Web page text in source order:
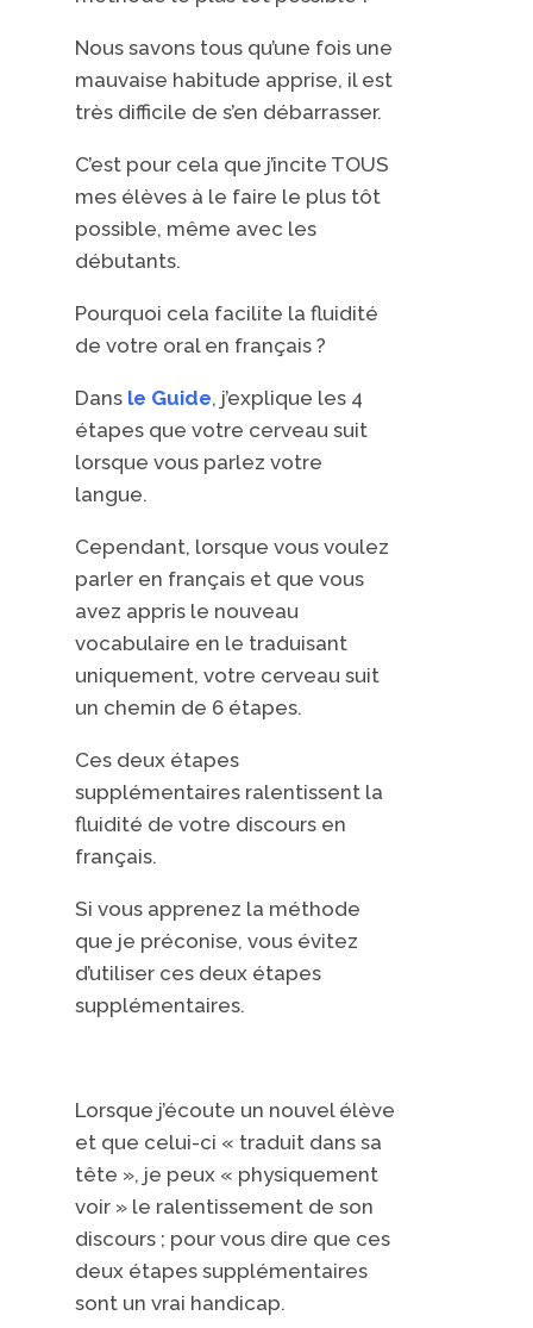
Nous savons tous qu’une fois une
mauvaise habitude apprise, il est
très difficile de s’en débarrasser.
C’est pour cela que j’incite TOUS
mes élèves à le faire le plus tôt
possible, même avec les
débutants.
Pourquoi cela facilite la fluidité
de votre oral en français ?
Dans le Guide, j’explique les 4
étapes que votre cerveau suit
lorsque vous parlez votre
langue.
Cependant, lorsque vous voulez
parler en français et que vous
avez appris le nouveau
vocabulaire en le traduisant
uniquement, votre cerveau suit
un chemin de 6 étapes.
Ces deux étapes
supplémentaires ralentissent la
fluidité de votre discours en
français.
Si vous apprenez la méthode
que je préconise, vous évitez
d’utiliser ces deux étapes
supplémentaires.
Lorsque j’écoute un nouvel élève
et que celui-ci « traduit dans sa
tête », je peux « physiquement
voir » le ralentissement de son
discours ; pour vous dire que ces
deux étapes supplémentaires
sont un vrai handicap.